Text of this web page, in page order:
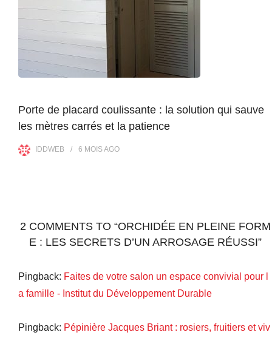
Porte de placard coulissante : la solution qui sauve
les mètres carrés et la patience
IDDWEB 6 MOISAGO
2 COMMENTS TO “ORCHIDÉE EN PLEINE FORM
E : LES SECRETS D’UN ARROSAGE RÉUSSI”
Pingback: Faites de votre salon un espace convivial pour l
a famille - Institut du Développement Durable
Pingback: Pépinière Jacques Briant : rosiers, fruitiers et viv